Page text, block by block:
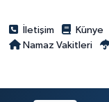
İletişim Künye
Namaz Vakitleri